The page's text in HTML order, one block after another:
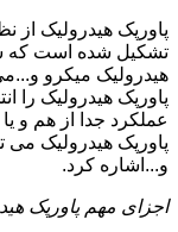
پاورپک هیدرولیک از
تشکیل شده است که
هیدرولیک میکرو
پاورپک هیدرولیک را
عملکرد جدا از هم و
پاورپک هیدرولیک می
و...اشاره کرد.
اجزای مهم پاورپک